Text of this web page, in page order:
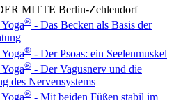
MITTE Berlin-Zehlendorf
® - Das Becken als Basis der
® - Der Psoas: ein Seelenmuskel
® - Der Vagusnerv und die
des Nervensystems
® - Mit beiden Füßen stabil im